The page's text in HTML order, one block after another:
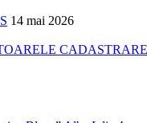
14 mai 2026